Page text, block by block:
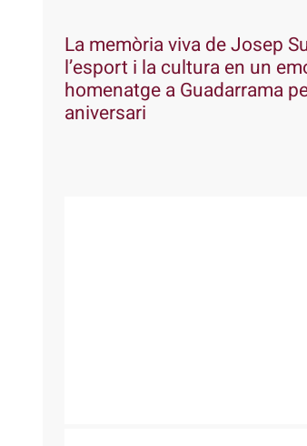
La memòria viva de Josep
l’esport i la cultura en un
homenatge a Guadarrama
aniversari